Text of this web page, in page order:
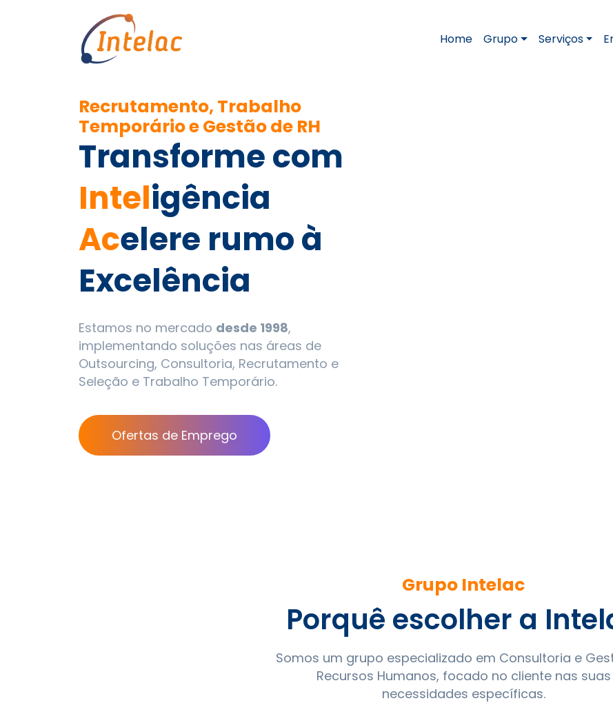
Home Grupo Serviços
Recrutamento, Trabalho
Temporário e Gestão de RH
Transforme com
Inteligência
Acelere rumo à
Excelência
Estamos no mercado desde 1998,
implementando soluções nas áreas de
Outsourcing, Consultoria, Recrutamento e
Seleção e Trabalho Temporário.
Ofertas de Emprego
Grupo Intelac
Porquê escolher a
Somos um grupo especializado em Consultoria e
Recursos Humanos, focado no cliente nas suas
necessidades específicas.